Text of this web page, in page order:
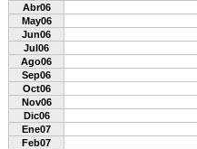
Abr06
May06
Jun06
Jul06
Ago06
Sep06
Oct06
Nov06
Dic06
Ene07
Feb07